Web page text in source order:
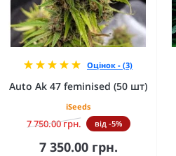
Оцінок - (3)
Auto Ak 47 feminised (50 шт)
iSeeds
7 750.00 грн. від -5%
7 350.00 грн.